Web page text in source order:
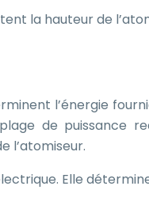
la hauteur de
l’énergie
de puissance
l’atomiseur.
Elle